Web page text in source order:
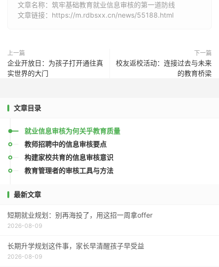
文章名称：筑牢基础教育就业信息审核的第一道防线
文章链接：https://m.rdbsxx.cn/news/55188.html
上一篇
企业开放日：为孩子打开通往真
实世界的大门
下一篇
校友返校活动：连接过去与未来
的教育桥梁
文章目录
就业信息审核为何关乎教育质量
教师招聘中的信息审核要点
构建家校共育的信息审核意识
教育管理者的审核工具与方法
最新文章
短期就业规划：别再海投了，用这招一周拿offer
2026-08-09
长期升学规划这件事，家长早清醒孩子早受益
2026-08-09